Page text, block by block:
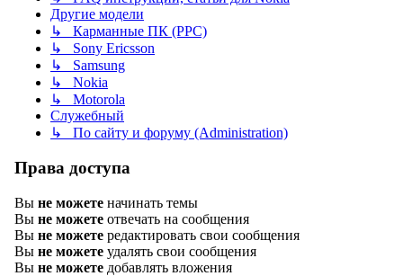
Другие модели
↳ Карманные ПК (PPC)
↳ Sony Ericsson
↳ Samsung
↳ Nokia
↳ Motorola
Служебный
↳ По сайту и форуму (Administration)
Права доступа
Вы не можете начинать темы
Вы не можете отвечать на сообщения
Вы не можете редактировать свои сообщения
Вы не можете удалять свои сообщения
Вы не можете добавлять вложения